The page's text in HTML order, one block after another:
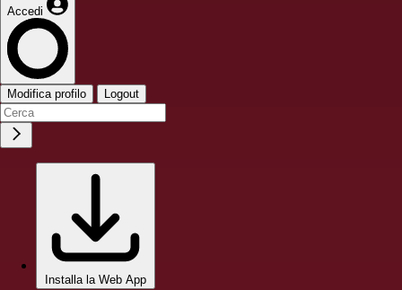
Accedi
Modifica profilo Logout
Installa la Web App